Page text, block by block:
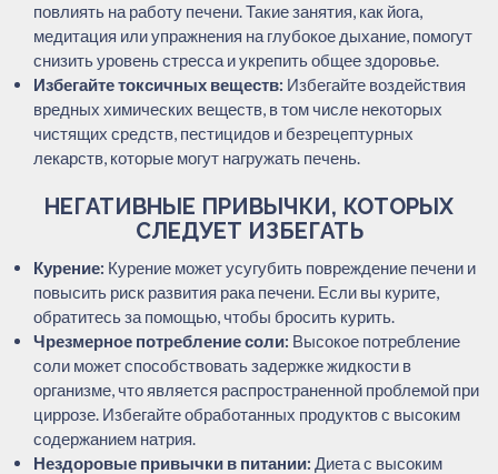
повлиять на работу печени. Такие занятия, как йога,
медитация или упражнения на глубокое дыхание, помогут
снизить уровень стресса и укрепить общее здоровье.
Избегайте токсичных веществ: Избегайте воздействия
вредных химических веществ, в том числе некоторых
чистящих средств, пестицидов и безрецептурных
лекарств, которые могут нагружать печень.
НЕГАТИВНЫЕ ПРИВЫЧКИ, КОТОРЫХ
СЛЕДУЕТ ИЗБЕГАТЬ
Курение: Курение может усугубить повреждение печени и
повысить риск развития рака печени. Если вы курите,
обратитесь за помощью, чтобы бросить курить.
Чрезмерное потребление соли: Высокое потребление
соли может способствовать задержке жидкости в
организме, что является распространенной проблемой при
циррозе. Избегайте обработанных продуктов с высоким
содержанием натрия.
Нездоровые привычки в питании: Диета с высоким